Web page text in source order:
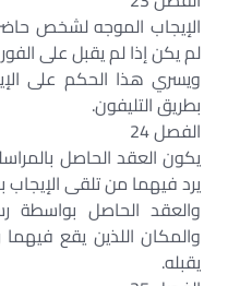
الإيجاب الموجه لشخص
لم يكن إذا لم يقبل على
ويسري هذا الحكم على
بطريق التليفون.
الفصل 24
يكون العقد الحاصل
يرد فيهما من تلقى الإيجاب
والعقد الحاصل
والمكان اللذين يقع
يقبله.